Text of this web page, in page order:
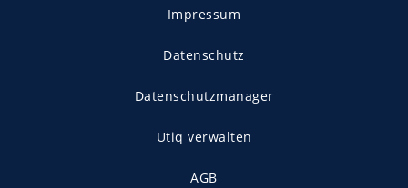
Impressum
Datenschutz
Datenschutzmanager
Utiq verwalten
AGB